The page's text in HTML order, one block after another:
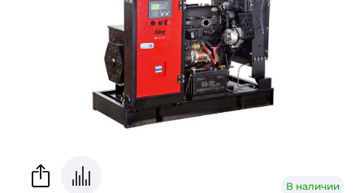
В наличии